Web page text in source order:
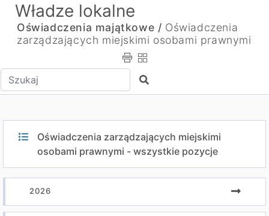
Władze lokalne
Oświadczenia majątkowe / Oświadczenia
zarządzających miejskimi osobami prawnymi
Wpisz tekst do wyszukania Szukaj
Oświadczenia zarządzających miejskimi
osobami prawnymi - wszystkie pozycje
2026